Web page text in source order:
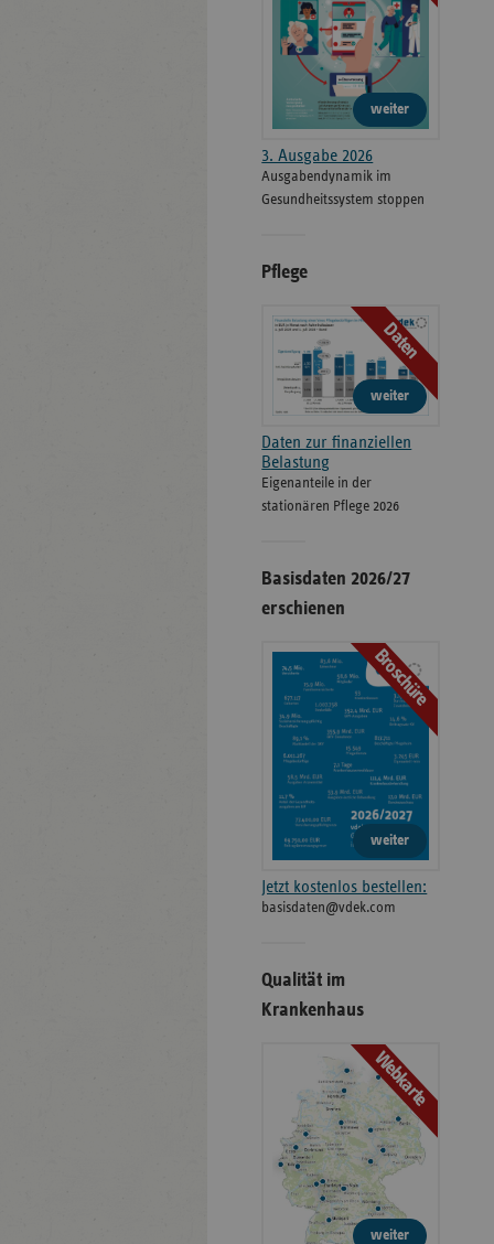
weiter
3. Ausgabe 2026
Ausgabendynamik im
Gesundheitssystem stoppen
Pflege
Daten
weiter
Daten zur finanziellen
Belastung
Eigenanteile in der
stationären Pflege 2026
Basisdaten 2026/27
erschienen
Broschüre
weiter
Jetzt kostenlos bestellen:
basisdaten@vdek.com
Qualität im
Krankenhaus
Webkarte
weiter